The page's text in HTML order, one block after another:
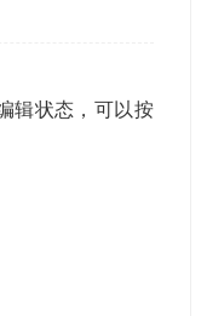
辑状态，可以按